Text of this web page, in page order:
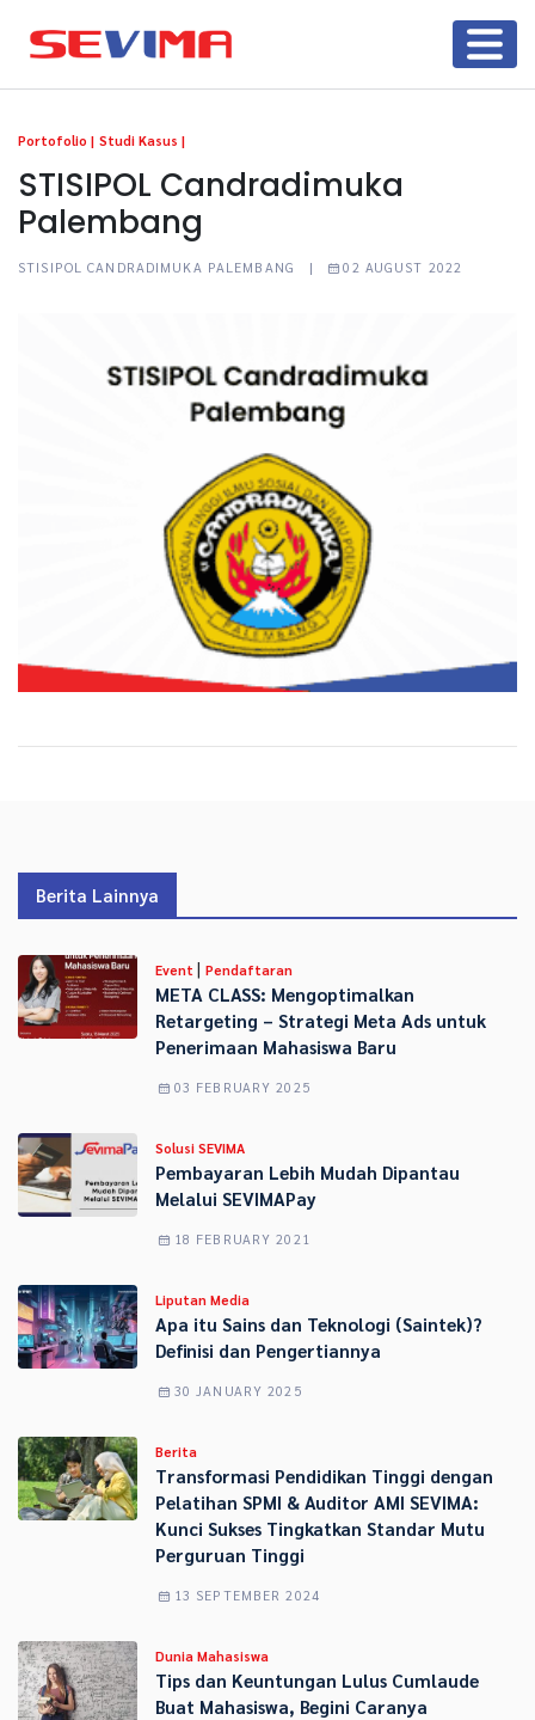
Portofolio | Studi Kasus |
STISIPOL Candradimuka
Palembang
STISIPOL CANDRADIMUKA PALEMBANG | 02 AUGUST 2022
Berita Lainnya
Event | Pendaftaran
META CLASS: Mengoptimalkan
Retargeting – Strategi Meta Ads untuk
Penerimaan Mahasiswa Baru
03 FEBRUARY 2025
Solusi SEVIMA
Pembayaran Lebih Mudah Dipantau
Melalui SEVIMAPay
18 FEBRUARY 2021
Liputan Media
Apa itu Sains dan Teknologi (Saintek)?
Definisi dan Pengertiannya
30 JANUARY 2025
Berita
Transformasi Pendidikan Tinggi dengan
Pelatihan SPMI & Auditor AMI SEVIMA:
Kunci Sukses Tingkatkan Standar Mutu
Perguruan Tinggi
13 SEPTEMBER 2024
Dunia Mahasiswa
Tips dan Keuntungan Lulus Cumlaude
Buat Mahasiswa, Begini Caranya